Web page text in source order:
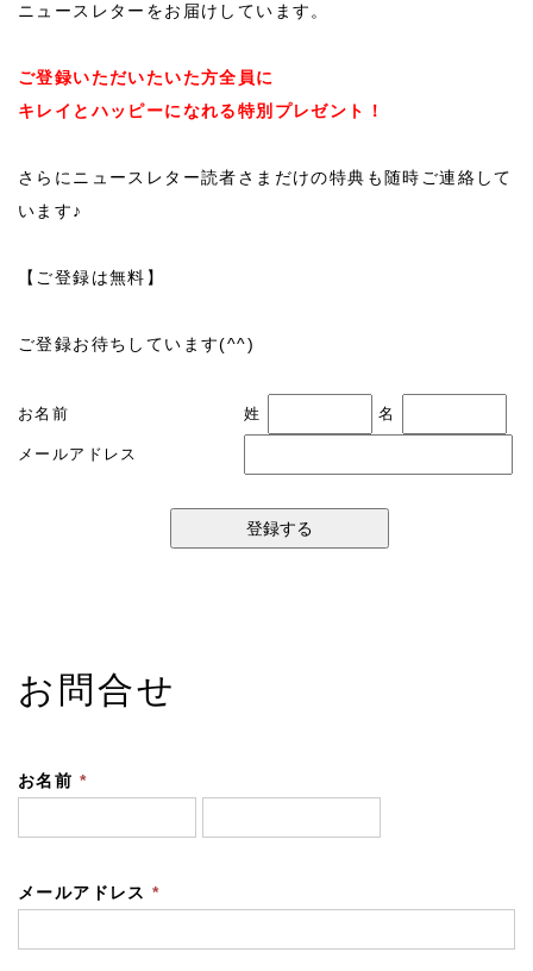
ニュースレターをお届けしています。
ご登録いただいたいた方全員に
キレイとハッピーになれる特別プレゼント！
さらにニュースレター読者さまだけの特典も随時ご連絡して
います♪
【ご登録は無料】
ご登録お待ちしています(^^)
お名前 姓 名
メールアドレス
お問合せ
お名前 *
メールアドレス*